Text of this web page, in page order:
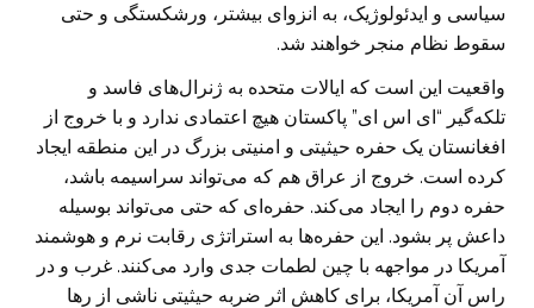
سیاسی و ایدئولوژیک، به انزوای بیشتر، ورشکستگی و حتی
سقوط نظام منجر خواهند شد.
واقعیت این است که ایالات متحده به ژنرال‌های فاسد و
تلکه‌گیر “ای اس ای” پاکستان هیچ اعتمادی ندارد و با خروج از
افغانستان یک حفره حیثیتی و امنیتی بزرگ در این منطقه ایجاد
کرده است. خروج از عراق هم که می‌تواند سراسیمه باشد،
حفره دوم را ایجاد می‌کند. حفره‌ای که حتی می‌تواند بوسیله
داعش پر بشود. این حفره‌ها به استراتژی رقابت نرم و هوشمند
آمریکا در مواجهه با چین لطمات جدی وارد می‌کنند. غرب و در
راس آن آمریکا، برای کاهش اثر ضربه حیثیتی ناشی از رها